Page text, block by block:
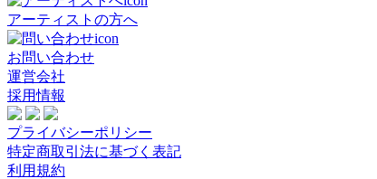
アーティストの方へ
お問い合わせ
運営会社
採用情報
プライバシーポリシー
特定商取引法に基づく表記
利用規約